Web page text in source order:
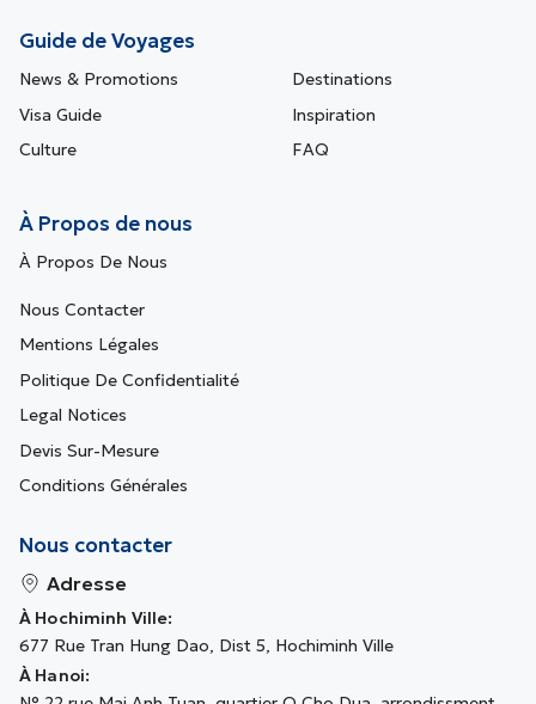
Nous contacter
Adresse
À Hochiminh Ville:
677 Rue Tran Hung Dao, Dist 5, Hochiminh Ville
À Hanoi:
Guide de Voyages
News & Promotions
Destinations
Visa Guide
Inspiration
Culture
FAQ
À Propos de nous
À Propos De Nous
Nous Contacter
Mentions Légales
Politique De Confidentialité
Legal Notices
Devis Sur-Mesure
Conditions Générales